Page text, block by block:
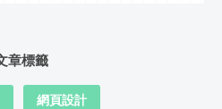
章標籤
網頁設計